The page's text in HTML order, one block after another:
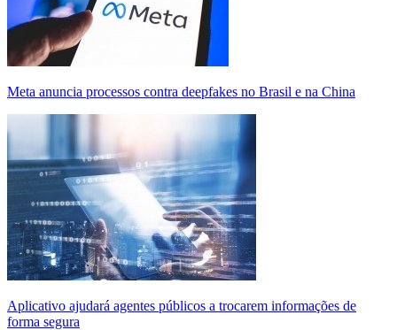
Meta anuncia processos contra deepfakes no Brasil e na China
Aplicativo ajudará agentes públicos a trocarem informações de
forma segura